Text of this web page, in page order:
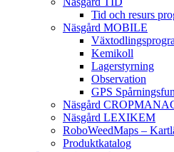
Tid och resurs
Näsgård MOBILE
Kemikoll
Lagerstyrning
Observation
GPS
Näsgård
Näsgård LEXIKEM
RoboWeedMaps –
Produktkatalog